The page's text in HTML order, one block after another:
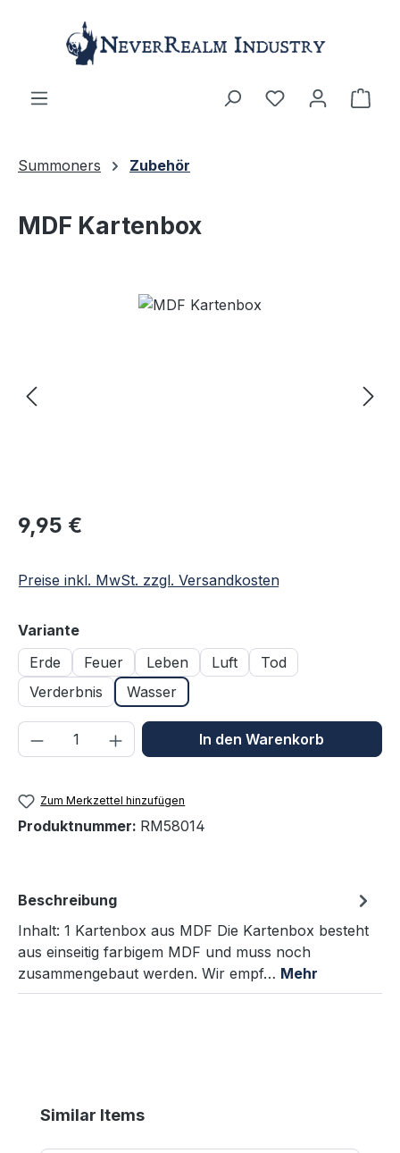
Zum Hauptinhalt springen
Summoners Zubehör
MDF Kartenbox
Bildergalerie überspringen
Regulärer Preis:
9,95 €
Preise inkl. MwSt. zzgl. Versandkosten
Varianteauswählen
Erde
Feuer Leben Luft
Tod
Verderbnis
Wasser
Produkt Anzahl: Gib denIn den Warenkorb
Zum Merkzettel hinzufügen
Produktnummer: RM58014
Beschreibung
Inhalt: 1 Kartenbox aus MDF Die Kartenbox besteht
aus einseitig farbigem MDF und muss noch
zusammengebaut werden. Wir empf… Mehr
Produktgalerie überspringen
Similar Items